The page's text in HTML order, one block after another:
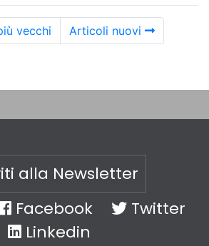
vecchi Articoli nuovi
alla Newsletter
Facebook
Twitter
Linkedin